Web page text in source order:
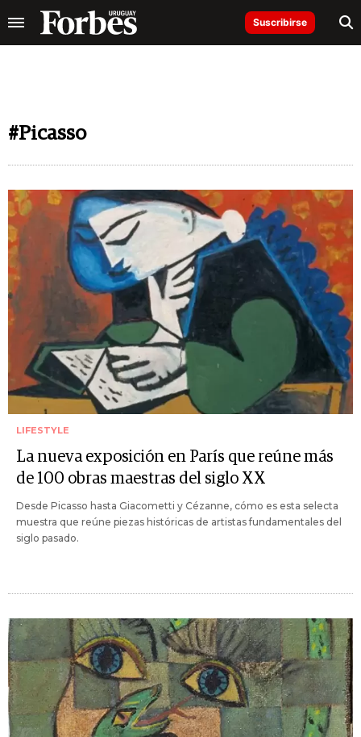
Suscribirse
#Picasso
LIFESTYLE
La nueva exposición en París que reúne más
de 100 obras maestras del siglo XX
Desde Picasso hasta Giacometti y Cézanne, cómo es esta selecta
muestra que reúne piezas históricas de artistas fundamentales del
siglo pasado.